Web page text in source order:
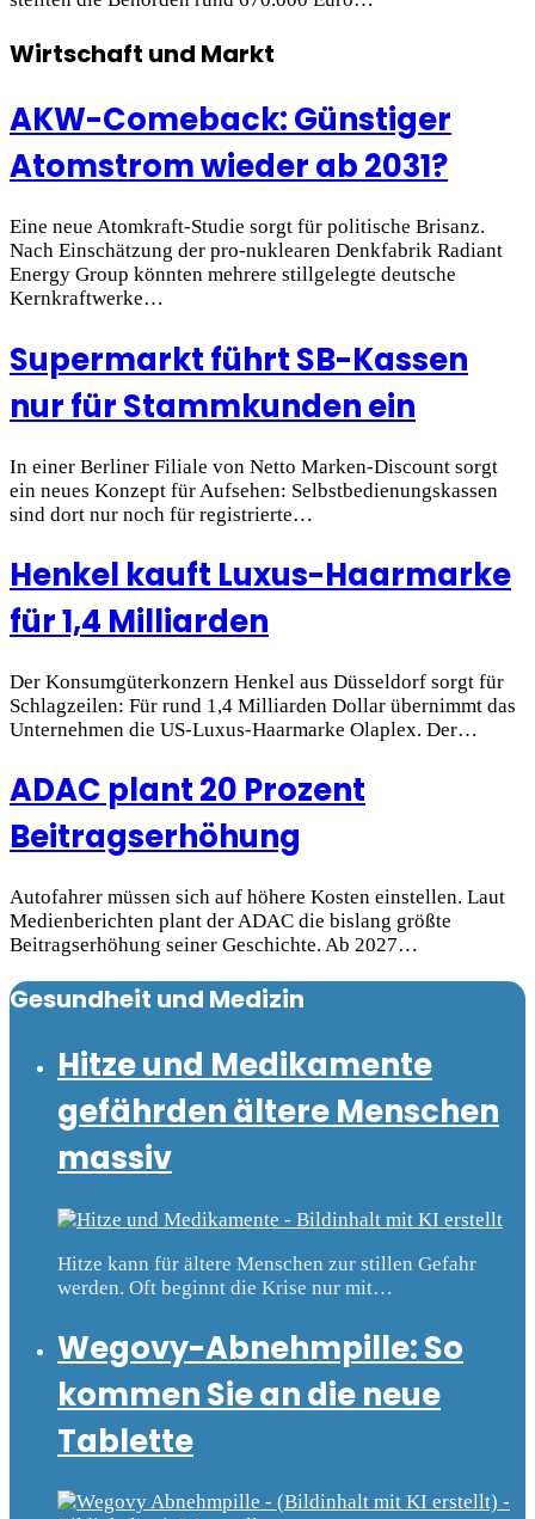
Wirtschaft und Markt
AKW-Comeback: Günstiger
Atomstrom wieder ab 2031?
Eine neue Atomkraft-Studie sorgt für politische Brisanz.
Nach Einschätzung der pro-nuklearen Denkfabrik Radiant
Energy Group könnten mehrere stillgelegte deutsche
Kernkraftwerke…
Supermarkt führt SB-Kassen
nur für Stammkunden ein
In einer Berliner Filiale von Netto Marken-Discount sorgt
ein neues Konzept für Aufsehen: Selbstbedienungskassen
sind dort nur noch für registrierte…
Henkel kauft Luxus-Haarmarke
für 1,4 Milliarden
Der Konsumgüterkonzern Henkel aus Düsseldorf sorgt für
Schlagzeilen: Für rund 1,4 Milliarden Dollar übernimmt das
Unternehmen die US-Luxus-Haarmarke Olaplex. Der…
ADAC plant 20 Prozent
Beitragserhöhung
Autofahrer müssen sich auf höhere Kosten einstellen. Laut
Medienberichten plant der ADAC die bislang größte
Beitragserhöhung seiner Geschichte. Ab 2027…
Gesundheit und Medizin
Hitze und Medikamente
gefährden ältere Menschen
massiv
Hitze kann für ältere Menschen zur stillen Gefahr
werden. Oft beginnt die Krise nur mit…
Wegovy-Abnehmpille: So
kommen Sie an die neue
Tablette